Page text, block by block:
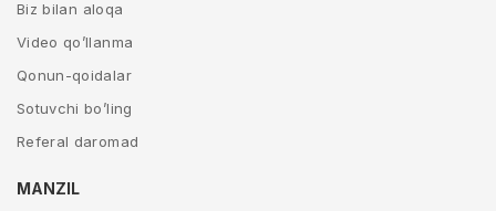
Biz bilan aloqa
Video qo’llanma
Qonun-qoidalar
Sotuvchi bo’ling
Referal daromad
MANZIL